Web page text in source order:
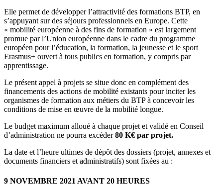
Elle permet de développer l’attractivité des formations BTP, en
s’appuyant sur des séjours professionnels en Europe. Cette
« mobilité européenne à des fins de formation » est largement
promue par l’Union européenne dans le cadre du programme
européen pour l’éducation, la formation, la jeunesse et le sport
Erasmus+ ouvert à tous publics en formation, y compris par
apprentissage.
Le présent appel à projets se situe donc en complément des
financements des actions de mobilité existants pour inciter les
organismes de formation aux métiers du BTP à concevoir les
conditions de mise en œuvre de la mobilité longue.
Le budget maximum alloué à chaque projet et validé en Conseil
d’administration ne pourra excéder80 K€ par projet.
La date et l’heure ultimes de dépôt des dossiers (projet, annexes et
documents financiers et administratifs) sont fixées au :
9 NOVEMBRE 2021 AVANT 20 HEURES